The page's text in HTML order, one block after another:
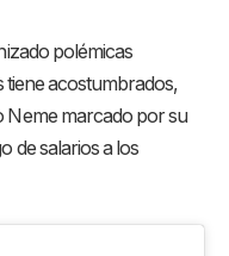
polémicas
tiene acostumbrados,
Neme marcado por su
de salarios a los